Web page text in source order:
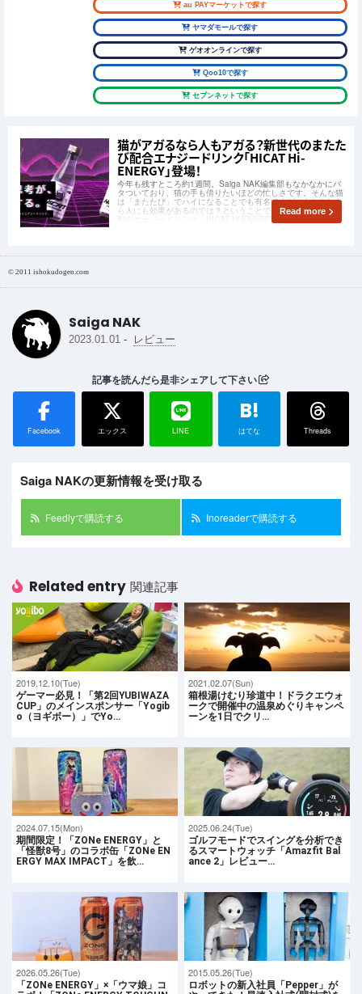
au PAYマーケットで探す
ヤマダモールで探す
ゲオオンラインで探す
Qoo10で探す
セブンネットで探す
猫がアガるなら人もアガる？新世代のまたた
び配合エナジードリンク「HICAT Hi-
ENERGY」登場！
今年も残すところ約1週間。Saiga NAK編集部もなかなかにバ
タついており、猫の手も借りたいほどの忙しさです。そんな猫
は「またたび」でハイになることでも有名ですが、もしかした
ら人にも効果があるのでは？ということで、世界初のまたたび
配合エナジードリンク「HICAT Hi-ENERGY」が発売されま
Read more
©︎ 2011 ishokudogen.com
Saiga NAK
2023.01.01 - レビュー
記事を読んだら是非シェアして下さい
Facebook エックス LINE
B!
はてな Threads
Saiga NAKの更新情報を受け取る
Feedlyで購読する Inoreaderで購読する
Related entry 関連記事
2019.12.10(Tue)
ゲーマー必見！「第2回YUBIWAZA
CUP」のメインスポンサー「Yogib
o（ヨギボー）」でYo…
2021.02.07(Sun)
箱根湯けむり珍道中！ドラクエウォ
ークで開催中の温泉めぐりキャンペ
ーンを1日でクリ…
2024.07.15(Mon)
期間限定！「ZONe ENERGY」と
「怪獣8号」のコラボ缶「ZONe EN
ERGY MAX IMPACT」を飲…
2025.06.24(Tue)
ゴルフモードでスイングを分析でき
るスマートウォッチ「Amazfit Bal
ance 2」レビュー…
2026.05.26(Tue)
「ZONe ENERGY」×「ウマ娘」コ
2015.05.26(Tue)
ロボットの新入社員「Pepper」が